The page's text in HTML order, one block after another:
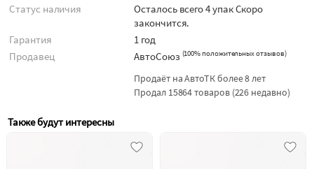
Статус наличия
Осталось всего 4 упак Скоро
закончится.
Гарантия
1 год
Продавец
АвтоСоюз (100% положительных отзывов)
Продаёт на АвтоТК более 8 лет
Продал 15864 товаров (226 недавно)
Также будут интересны